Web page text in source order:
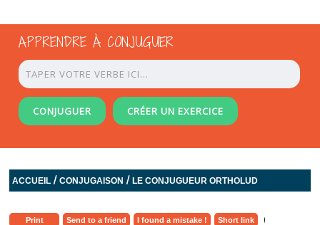
APPRENDRE À CONJUGUER
CONJUGUER CRÉER UN EXERCICE
ACCUEIL /CONJUGAISON /LE CONJUGUEUR ORTHOLUD
Print Send to a friend I found a mistake ! Short link